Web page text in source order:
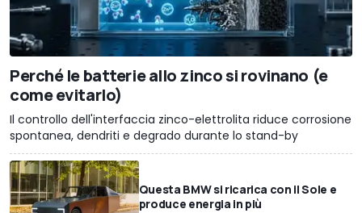
Perché le batterie allo zinco si rovinano (e
come evitarlo)
Il controllo dell'interfaccia zinco-elettrolita riduce corrosione
spontanea, dendriti e degrado durante lo stand-by
Questa BMW si ricarica con il Sole e
produce energia in più